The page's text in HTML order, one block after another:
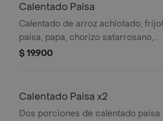
Calentado Paisa
Calentado de arroz achiotado, frijol
paisa, papa, chorizo satarrosano,
maduritos y huevo frito.
$ 19.900
Calentado Paisa x2
Dos porciones de calentado paisa